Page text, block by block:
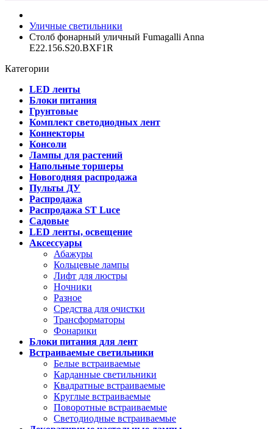
Уличные светильники
Столб фонарный уличный Fumagalli Anna
E22.156.S20.BXF1R
Категории
LED ленты
Блоки питания
Грунтовые
Комплект светодиодных лент
Коннекторы
Консоли
Лампы для растений
Напольные торшеры
Новогодняя распродажа
Пульты ДУ
Распродажа
Распродажа ST Luce
Садовые
LED ленты, освещение
Аксессуары
Абажуры
Кольцевые лампы
Лифт для люстры
Ночники
Разное
Средства для очистки
Трансформаторы
Фонарики
Блоки питания для лент
Встраиваемые светильники
Белые встраиваемые
Карданные светильники
Квадратные встраиваемые
Круглые встраиваемые
Поворотные встраиваемые
Светодиодные встраиваемые